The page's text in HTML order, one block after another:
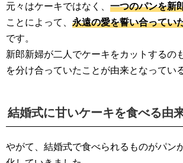
元々はケーキではなく、 一つのパンを新
ことによって、 永遠の愛を誓い合ってい
です。
新郎新婦が二人でケーキをカットするの
を分け合っていたことが由来となってい
結婚式に甘いケーキを食べる由
やがて、結婚式で食べられるものがパン